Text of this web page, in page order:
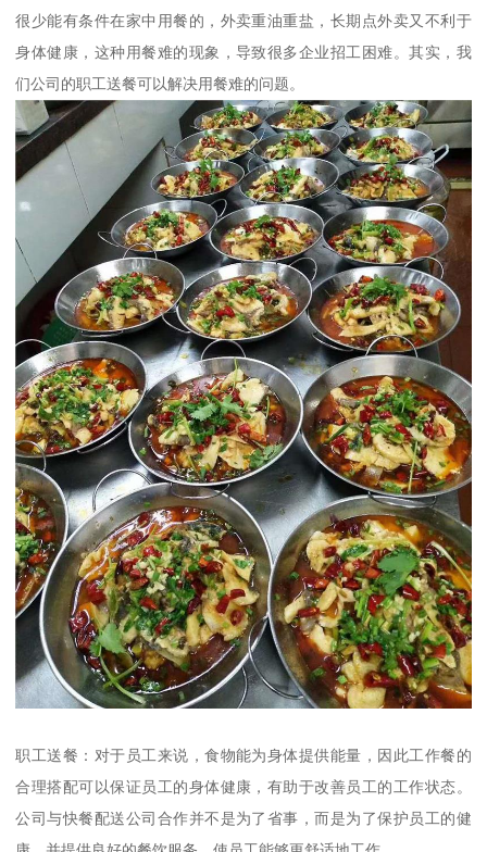
很少能有条件在家中用餐的，外卖重油重盐，长期点外卖又不利于
身体健康，这种用餐难的现象，导致很多企业招工困难。其实，我
们公司的职工送餐可以解决用餐难的问题。
职工送餐：对于员工来说，食物能为身体提供能量，因此工作餐的
合理搭配可以保证员工的身体健康，有助于改善员工的工作状态。
公司与快餐配送公司合作并不是为了省事，而是为了保护员工的健